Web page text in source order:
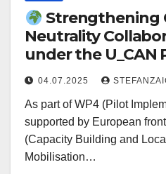
Strengthening
Neutrality
under the U_CAN
04.07.2025
As part of WP4 (Pilot
supported by European
(Capacity Building and
Mobilisation…